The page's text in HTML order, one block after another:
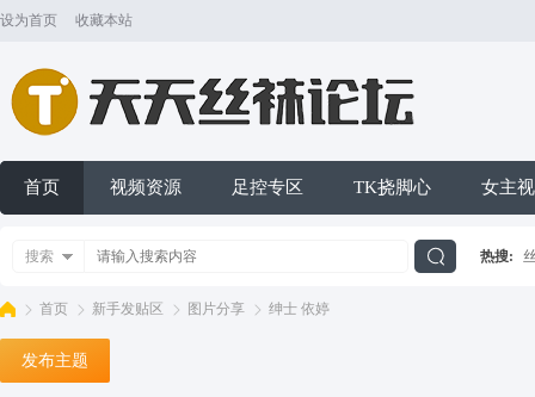
设为首页 收藏本站
首页 视频资源 足控专区 TK挠脚心 女主
搜索 热搜:
首页 新手发贴区 图片分享 绅士 依婷
发布主题